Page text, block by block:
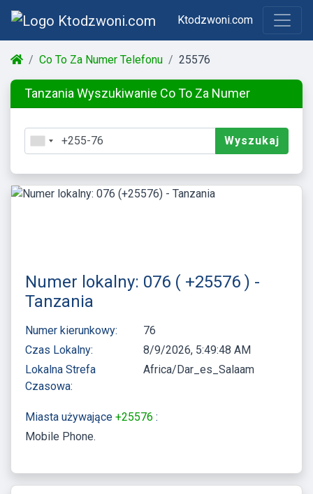
Ktodzwoni.com
Co To Za Numer Telefonu 25576
Tanzania Wyszukiwanie Co To Za Numer
Wyszukaj
Numer lokalny: 076 ( +25576 ) -
Tanzania
Numer kierunkowy:
76
Czas Lokalny:
8/9/2026, 5:49:48 AM
Lokalna Strefa
Czasowa:
Africa/Dar_es_Salaam
Miasta używające +25576 :
Mobile Phone